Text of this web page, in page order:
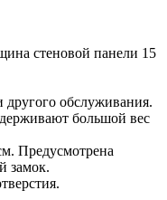
стеновой панели 15
другого обслуживания.
большой вес
Предусмотрена
замок.